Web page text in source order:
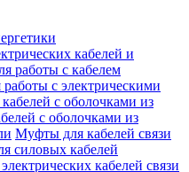
кабелей и
работы с кабелем
с электрическими
с оболочками из
с оболочками из
Муфты для кабелей связи
силовых кабелей
кабелей связи